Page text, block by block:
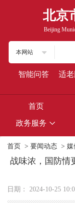
北京
Beijing
本网站
智能问答 适老
首页
政务服务
首页 > 要闻动态 > 媒
战味浓，国防
日期： 2024-10-25